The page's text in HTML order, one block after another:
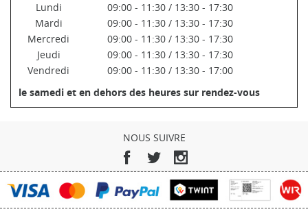
Lundi
09:00 - 11:30 / 13:30 - 17:30
Mardi
09:00 - 11:30 / 13:30 - 17:30
Mercredi
09:00 - 11:30 / 13:30 - 17:30
Jeudi
09:00 - 11:30 / 13:30 - 17:30
Vendredi
09:00 - 11:30 / 13:30 - 17:00
le samedi et en dehors des heures sur rendez-vous
NOUS SUIVRE
Facebook
TwitterInstagram